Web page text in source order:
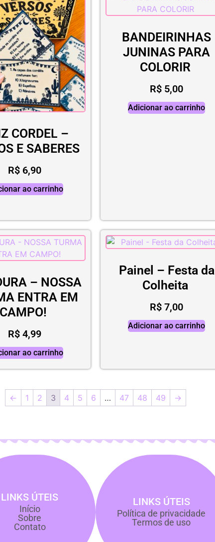
CORDEL –
E SABERES
R$ 6,90
ao carrinho
BANDEIRINHAS
JUNINAS PARA
COLORIR
R$ 5,00
Adicionar ao carrinho
– NOSSA
ENTRA EM
CAMPO!
R$ 4,99
ao carrinho
Painel – Festa da
Colheita
R$ 7,00
Adicionar ao carrinho
← 1 2 3 4 5 6 … 47 48 49 →
LINKS ÚTEIS
Início
Sobre
Contato
LINKS ÚTEIS
Política de privacidade
Termos de uso